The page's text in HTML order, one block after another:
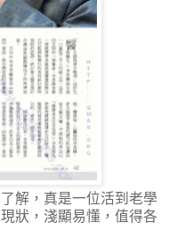
解，真是一位活到老學
狀，淺顯易懂，值得各